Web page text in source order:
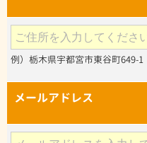
例）栃木県宇都宮市東谷町649-1
メールアドレス